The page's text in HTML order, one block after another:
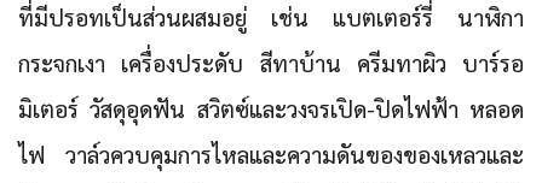
ที่มีปรอทเป็นส่วนผสมอยู่ เช่น แบตเตอร์รี่ นาฬิกา
กระจกเงา เครื่องประดับ สีทาบ้าน ครีมทาผิว บาร์รอ
มิเตอร์ วัสดุอุดฟัน สวิตซ์และวงจรเปิด-ปิดไฟฟ้า หลอด
ไฟ วาล์วควบคุมการไหลและความดันของของเหลวและ